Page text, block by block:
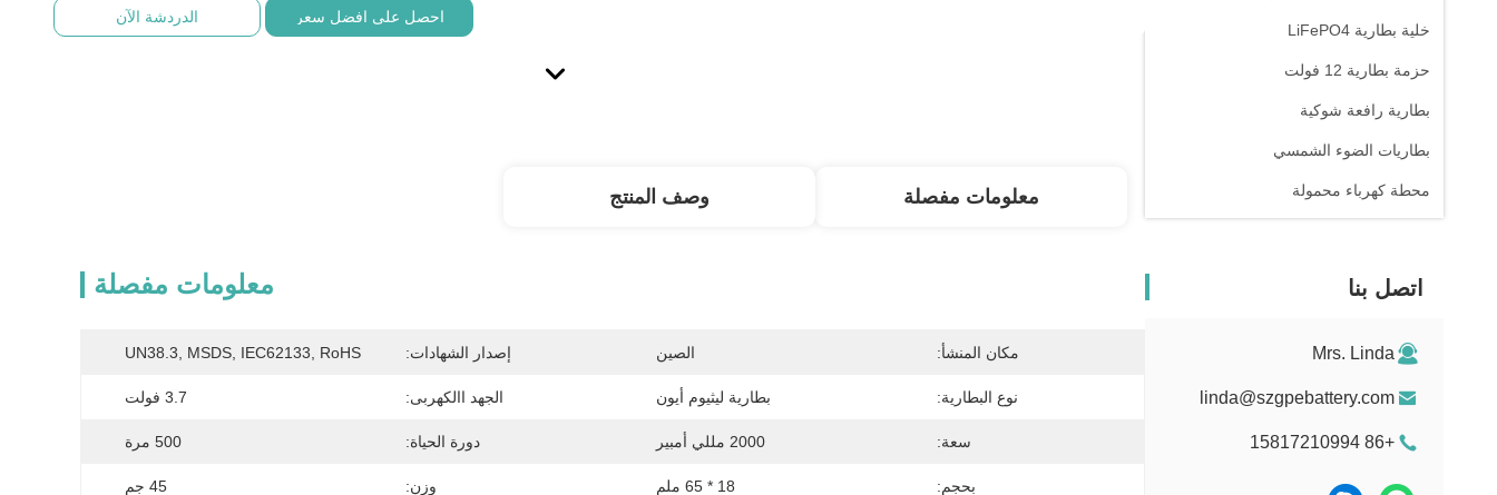
خلية بطارية LiFePO4
حزمة بطارية 12 فولت
بطارية رافعة شوكية
بطاريات الضوء الشمسي
محطة كهرباء محمولة
اتصل بنا
Mrs. Linda
linda@szgpebattery.com
+86 15817210994
احصل على افضل سعر الدردشة الآن
معلومات مفصلة وصف المنتج
معلومات مفصلة
مكان المنشأ: الصين إصدار الشهادات: UN38.3, MSDS, IEC62133, RoHS
نوع البطارية: بطارية ليثيوم أيون الجهد االكهربى: 3.7 فولت
سعة: 2000 مللي أمبير دورة الحياة: 500 مرة
بحجم: 18 * 65 ملم وزن: 45 جم